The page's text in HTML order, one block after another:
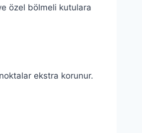
özel bölmeli kutulara
ekstra korunur.